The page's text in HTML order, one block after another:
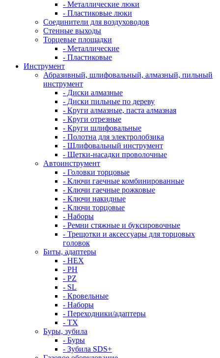
- Металлические люки
- Пластиковые люки
Соединители для воздуховодов
Стенные выходы
Торцевые площадки
- Металлические
- Пластиковые
Инструмент
Абразивный, шлифовальный, алмазный, пильный
инструмент
- Диски алмазные
- Диски пильные по дереву
- Круги алмазные, паста алмазная
- Круги отрезные
- Круги шлифовальные
- Полотна для электролобзика
- Шлифовальный инструмент
- Щетки-насадки проволочные
Автоинструмент
- Головки торцовые
- Ключи гаечные комбинированные
- Ключи гаечные рожковые
- Ключи накидные
- Ключи торцовые
- Наборы
- Ремни стяжные и буксировочные
- Трещотки и аксессуары для торцовых
головок
Биты, адаптеры
- HEX
- PH
- PZ
- SL
- Кровельные
- Наборы
- Переходники/адаптеры
- ТX
Буры, зубила
- Буры
- Зубила SDS+